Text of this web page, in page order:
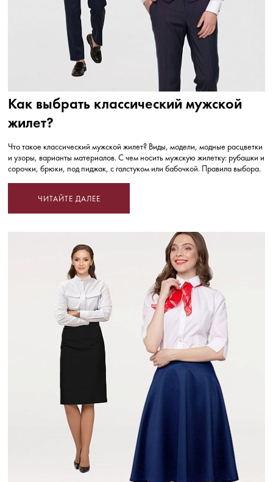
Как выбрать классический мужской
жилет?
Что такое классический мужской жилет? Виды, модели, модные расцветки
и узоры, варианты материалов. С чем носить мужскую жилетку: рубашки и
сорочки, брюки, под пиджак, с галстуком или бабочкой. Правила выбора.
ЧИТАЙТЕ ДАЛЕЕ